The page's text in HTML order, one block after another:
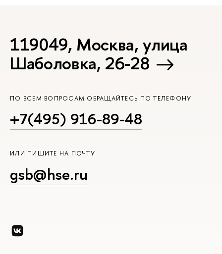
119049, Москва, улица
Шаболовка, 26-28
ПО ВСЕМ ВОПРОСАМ ОБРАЩАЙТЕСЬ ПО ТЕЛЕФОНУ
+7(495) 916-89-48
ИЛИ ПИШИТЕ НА ПОЧТУ
gsb@hse.ru